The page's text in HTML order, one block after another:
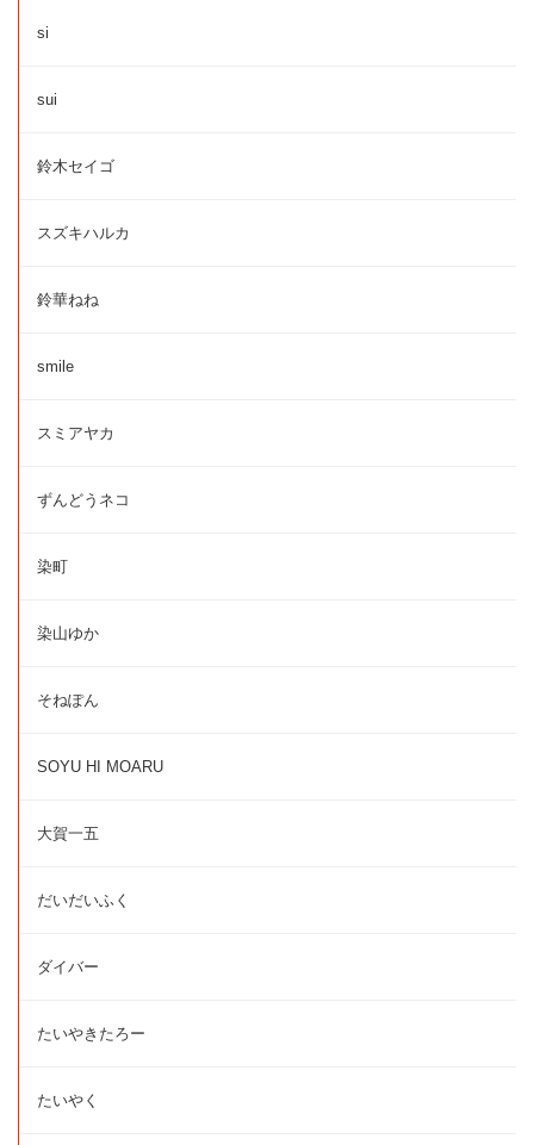
si
sui
鈴木セイゴ
スズキハルカ
鈴華ねね
smile
スミアヤカ
ずんどうネコ
染町
染山ゆか
そねぽん
SOYU HI MOARU
大賀一五
だいだいふく
ダイバー
たいやきたろー
たいやく